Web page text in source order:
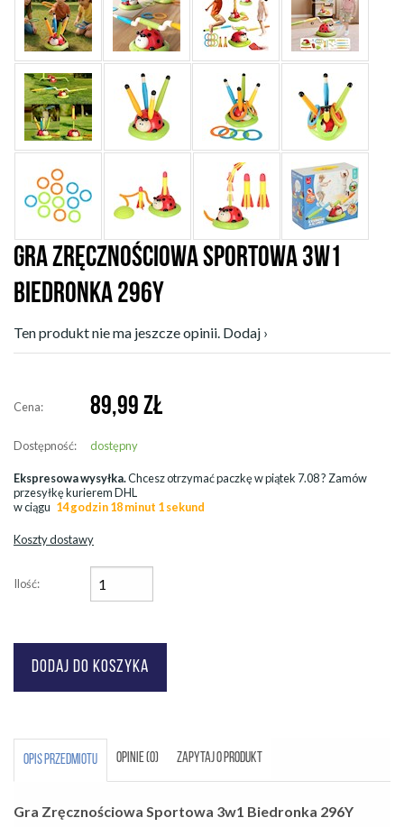
GRA ZRĘCZNOŚCIOWA SPORTOWA 3W1
BIEDRONKA 296Y
Ten produkt nie ma jeszcze opinii. Dodaj ›
Cena: 89,99 ZŁ
Dostępność: dostępny
Ekspresowa wysyłka.Chcesz otrzymać paczkę wpiątek 7.08? Zamów
przesyłkę kurierem DHL
w ciągu 14 godzin 18 minut 1 sekund
Koszty dostawy
Ilość:
OPIS PRZEDMIOTU OPINIE (0) ZAPYTAJ O PRODUKT
Gra Zręcznościowa Sportowa 3w1 Biedronka 296Y